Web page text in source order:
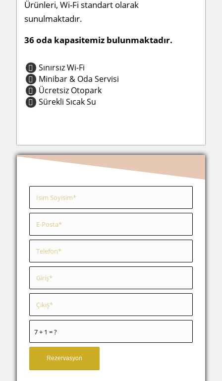
Ürünleri, Wi-Fi standart olarak
sunulmaktadır.
36 oda kapasitemiz bulunmaktadır.
Sınırsız Wi-Fi
Minibar & Oda Servisi
Ücretsiz Otopark
Sürekli Sıcak Su
7 + 1 = ?